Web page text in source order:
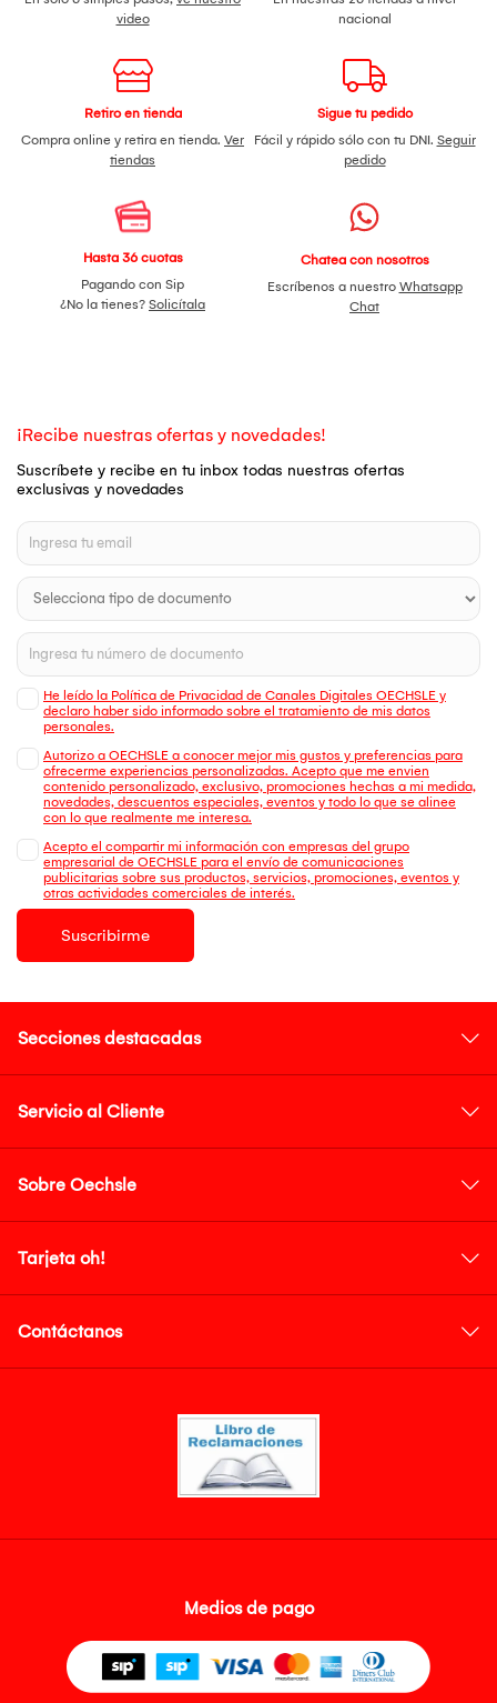
video
nacional
Retiro en tienda
Compra online y retira en tienda. Ver
tiendas
Sigue tu pedido
Fácil y rápido sólo con tu DNI. Seguir
pedido
Hasta 36 cuotas
Pagando con Sip
¿No la tienes? Solicítala
Chatea con nosotros
Escríbenos a nuestro Whatsapp
Chat
¡Recibe nuestras ofertas y novedades!
Suscríbete y recibe en tu inbox todas nuestras ofertas
exclusivas y novedades
He leído la Política de Privacidad de Canales Digitales OECHSLE y
declaro haber sido informado sobre el tratamiento de mis datos
personales.
Autorizo a OECHSLE a conocer mejor mis gustos y preferencias para
ofrecerme experiencias personalizadas. Acepto que me envien
contenido personalizado, exclusivo, promociones hechas a mi medida,
novedades, descuentos especiales, eventos y todo lo que se alinee
con lo que realmente me interesa.
Acepto el compartir mi información con empresas del grupo
empresarial de OECHSLE para el envío de comunicaciones
publicitarias sobre sus productos, servicios, promociones, eventos y
otras actividades comerciales de interés.
Suscribirme
Secciones destacadas
Servicio al Cliente
Sobre Oechsle
Tarjeta oh!
Contáctanos
Medios de pago